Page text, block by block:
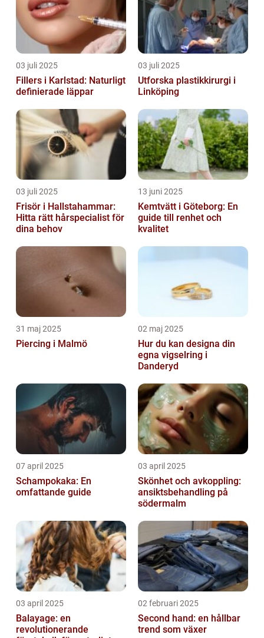
03 juli 2025
Fillers i Karlstad: Naturligt
definierade läppar
03 juli 2025
Utforska plastikkirurgi i
Linköping
03 juli 2025
Frisör i Hallstahammar:
Hitta rätt hårspecialist för
dina behov
13 juni 2025
Kemtvätt i Göteborg: En
guide till renhet och
kvalitet
31 maj 2025
Piercing i Malmö
02 maj 2025
Hur du kan designa din
egna vigselring i
Danderyd
07 april 2025
Schampokaka: En
omfattande guide
03 april 2025
Skönhet och avkoppling:
ansiktsbehandling på
södermalm
03 april 2025
Balayage: en
revolutionerande
02 februari 2025
Second hand: en hållbar
trend som växer